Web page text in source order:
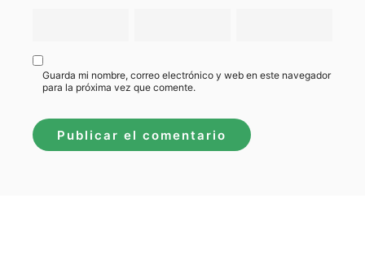
Guarda mi nombre, correo electrónico y web en este navegador
para la próxima vez que comente.